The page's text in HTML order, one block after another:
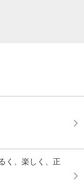
く、楽しく、正